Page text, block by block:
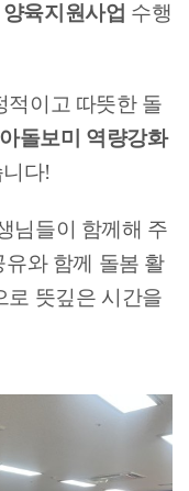
육지원사업 ​수행
적이고 따뜻한 돌
돌보미 역량강화
다!
님들이 함께해 주
와 함께 돌봄 활
로 뜻깊은 시간을